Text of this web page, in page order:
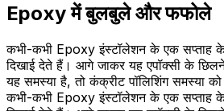
Epoxy में बुलबुले और फफोले
कभी-कभी Epoxy इंस्टॉलेशन के एक सप्ताह
दिखाई देते हैं। आगे जाकर यह एपॉक्सी के
यह समस्या है, तो कंक्रीट पॉलिशिंग समस्या
कभी-कभी Epoxy इंस्टॉलेशन के एक सप्ताह